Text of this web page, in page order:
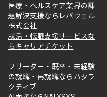
医療・ヘルスケア業界の課
題解決支援ならレバウェル
株式会社
就活・転職支援サービスな
らキャリアチケット
フリーター・既卒・未経験
の就職・再就職ならハタラ
クティブ